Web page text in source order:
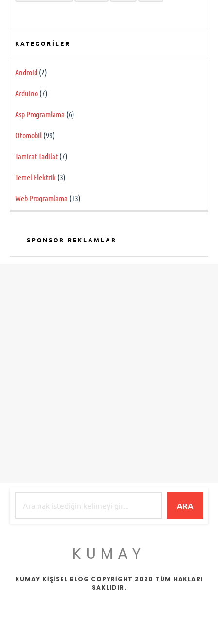
KATEGORILER
Android (2)
Arduino (7)
Asp Programlama (6)
Otomobil (99)
Tamirat Tadilat (7)
Temel Elektrik (3)
Web Programlama (13)
SPONSOR REKLAMLAR
ARA
KUMAY
KUMAY KİŞİSEL BLOG COPYRİGHT 2020 TÜM HAKLARI
SAKLIDIR.